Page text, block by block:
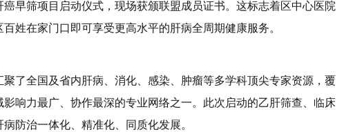
早筛项目启动仪式，现场获颁联盟成员证书。这标志着区中心医院
姓在家门口即可享受更高水平的肝病全周期健康服务。
了全国及省内肝病、消化、感染、肿瘤等多学科顶尖专家资源，覆
响力最广、协作最深的专业网络之一。此次启动的乙肝筛查、临床
防治一体化、精准化、同质化发展。